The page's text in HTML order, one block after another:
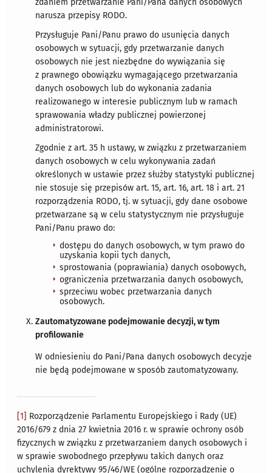
zdaniem przetwarzanie Pani/Pana danych osobowych
narusza przepisy RODO.
Przysługuje Pani/Panu prawo do usunięcia danych
osobowych w sytuacji, gdy przetwarzanie danych
osobowych nie jest niezbędne do wywiązania się
z prawnego obowiązku wymagającego przetwarzania
danych osobowych lub do wykonania zadania
realizowanego w interesie publicznym lub w ramach
sprawowania władzy publicznej powierzonej
administratorowi.
Zgodnie z art. 35 h ustawy, w związku z przetwarzaniem
danych osobowych w celu wykonywania zadań
określonych w ustawie przez służby statystyki publicznej
nie stosuje się przepisów art. 15, art. 16, art. 18 i art. 21
rozporządzenia RODO, tj. w sytuacji, gdy dane osobowe
przetwarzane są w celu statystycznym nie przysługuje
Pani/Panu prawo do:
dostępu do danych osobowych, w tym prawo do
uzyskania kopii tych danych,
sprostowania (poprawiania) danych osobowych,
ograniczenia przetwarzania danych osobowych,
sprzeciwu wobec przetwarzania danych
osobowych.
Zautomatyzowane podejmowanie decyzji, w tym
profilowanie
W odniesieniu do Pani/Pana danych osobowych decyzje
nie będą podejmowane w sposób zautomatyzowany.
[1] Rozporządzenie Parlamentu Europejskiego i Rady (UE)
2016/679 z dnia 27 kwietnia 2016 r. w sprawie ochrony osób
fizycznych w związku z przetwarzaniem danych osobowych i
w sprawie swobodnego przepływu takich danych oraz
uchylenia dyrektywy 95/46/WE (ogólne rozporządzenie o